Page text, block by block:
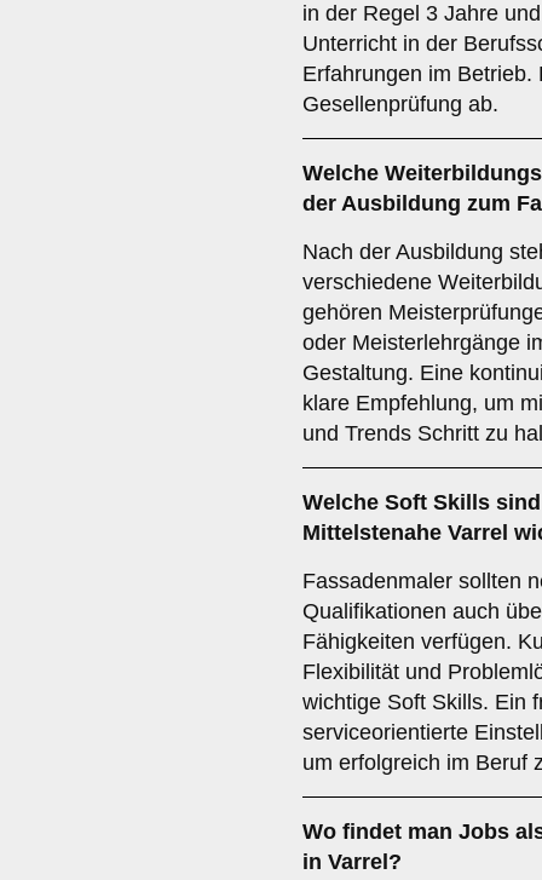
in der Regel 3 Jahre
Unterricht in der
Erfahrungen im
Gesellenprüfung ab.
Welche
der Ausbildung zum
Nach der Ausbildung
verschiedene
gehören
oder Meisterlehrgänge
Gestaltung. Eine
klare Empfehlung, um
und Trends Schritt zu
Welche Soft Skills
Mittelstenahe Varrel
Fassadenmaler sollten
Qualifikationen auch
Fähigkeiten verfügen.
Flexibilität und
wichtige Soft Skills. Ein
serviceorientierte
um erfolgreich im Beruf
Wo findet man Jobs
in Varrel?